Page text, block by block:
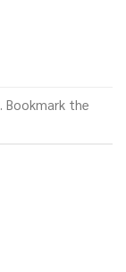
. Bookmark the